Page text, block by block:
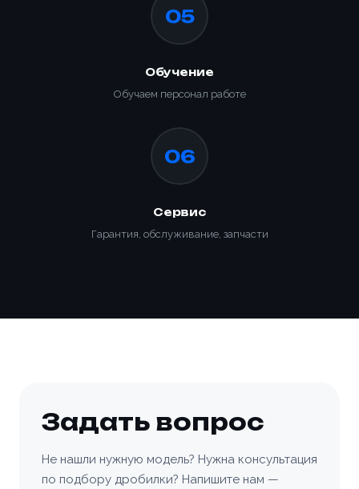
05
Обучение
Обучаем персонал работе
06
Сервис
Гарантия, обслуживание, запчасти
Задать вопрос
Не нашли нужную модель? Нужна консультация
по подбору дробилки? Напишите нам —